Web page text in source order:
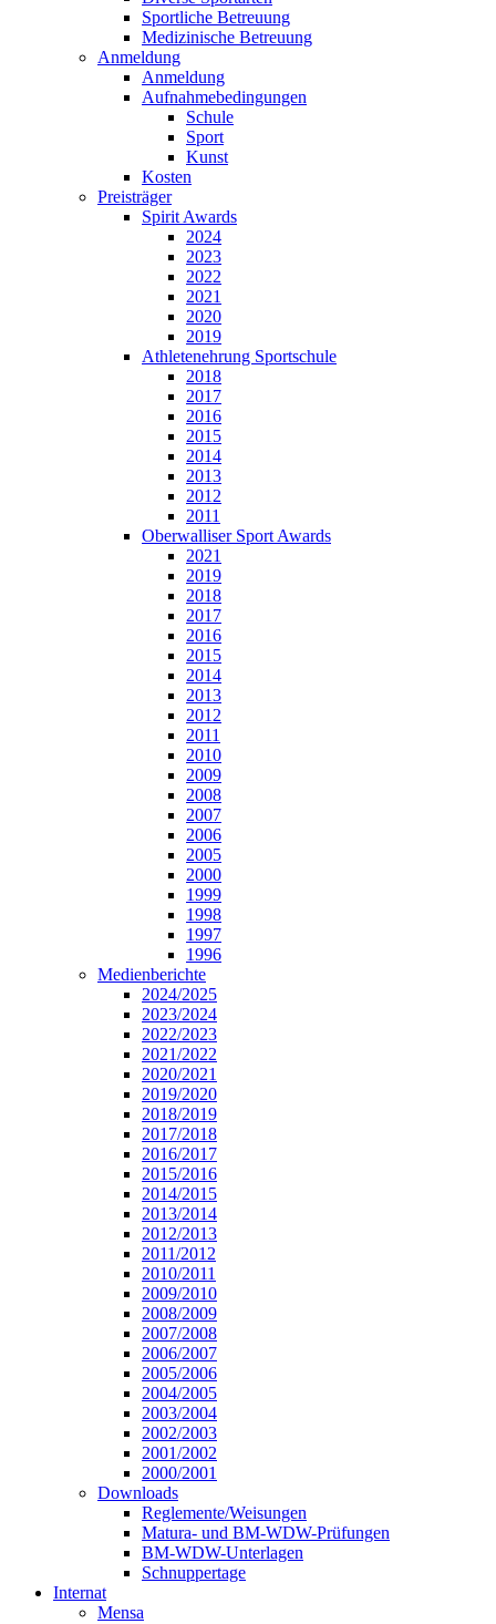
Sportliche Betreuung
Medizinische Betreuung
Anmeldung
Anmeldung
Aufnahmebedingungen
Schule
Sport
Kunst
Kosten
Preisträger
Spirit Awards
2024
2023
2022
2021
2020
2019
Athletenehrung Sportschule
2018
2017
2016
2015
2014
2013
2012
2011
Oberwalliser Sport Awards
2021
2019
2018
2017
2016
2015
2014
2013
2012
2011
2010
2009
2008
2007
2006
2005
2000
1999
1998
1997
1996
Medienberichte
2024/2025
2023/2024
2022/2023
2021/2022
2020/2021
2019/2020
2018/2019
2017/2018
2016/2017
2015/2016
2014/2015
2013/2014
2012/2013
2011/2012
2010/2011
2009/2010
2008/2009
2007/2008
2006/2007
2005/2006
2004/2005
2003/2004
2002/2003
2001/2002
2000/2001
Downloads
Reglemente/Weisungen
Matura- und BM-WDW-Prüfungen
BM-WDW-Unterlagen
Schnuppertage
Internat
Mensa